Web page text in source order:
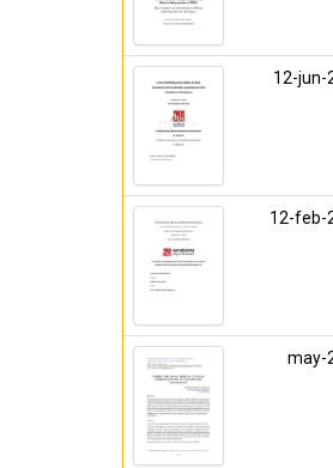
12-jun-
12-feb-
may-